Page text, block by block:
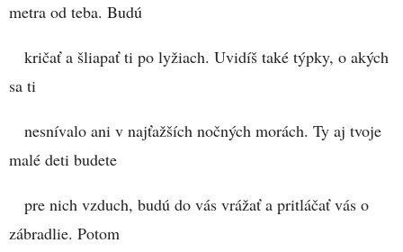
metra od teba. Budú
kričať a šliapať ti po lyžiach. Uvidíš také týpky, o akých
sa ti
nesnívalo ani v najťažších nočných morách. Ty aj tvoje
malé deti budete
pre nich vzduch, budú do vás vrážať a pritláčať vás o
zábradlie. Potom